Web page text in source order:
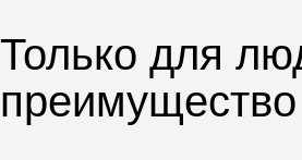
Только для
преимущество